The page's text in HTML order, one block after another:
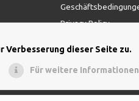
Privacy Policy
Arbeiten bei Yellow
Verbesserung dieser Seite zu.
Für weitere